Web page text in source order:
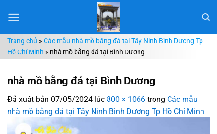
đến
dungTrang chủ » Các mẫu nhà mồ bằng đá tại Tây Ninh Bình Dương Tp
Hồ Chí Minh » nhà mồ bằng đá tại Bình Dương
nhà mồ bằng đá tại Bình Dương
Đã xuất bản 07/05/2024 lúc 800 × 1066 trong Các mẫu
nhà mồ bằng đá tại Tây Ninh Bình Dương Tp Hồ Chí Minh